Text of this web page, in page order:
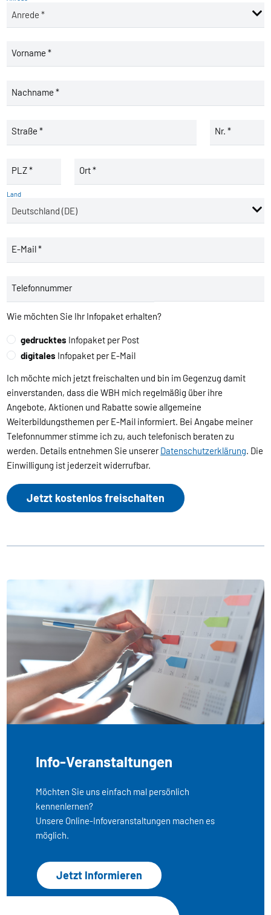
Vorname *
Nachname *
Straße * Nr. *
PLZ * Ort *
Land
E-Mail *
Telefonnummer
Wie möchten Sie Ihr Infopaket erhalten?
gedrucktes Infopaket per Post
digitales Infopaket per E-Mail
Ich möchte mich jetzt freischalten und bin im Gegenzug damit
einverstanden, dass die WBH mich regelmäßig über ihre
Angebote, Aktionen und Rabatte sowie allgemeine
Weiterbildungsthemen per E-Mail informiert. Bei Angabe meiner
Telefonnummer stimme ich zu, auch telefonisch beraten zu
werden. Details entnehmen Sie unsererDatenschutzerklärung. Die
Einwilligung ist jederzeit widerrufbar.
Jetzt kostenlos freischalten
Info-Veranstaltungen
Möchten Sie uns einfach mal persönlich
kennenlernen?
Unsere Online-Infoveranstaltungen machen es
möglich.
Jetzt Informieren